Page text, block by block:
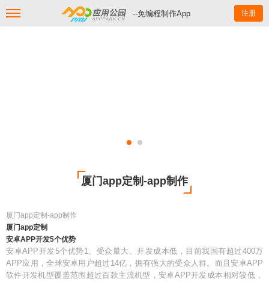
--免编程制作App 注册
厦门app定制-app制作
厦门app定制-app制作
厦门app定制
安卓APP开发5个优势
安卓APP开发5个优势1、受众量大、开发成本低，目前我国有超过400万
APP应用，全球安卓用户超过14亿，拥有强大的受众人群。而且安卓APP
软件开发机型覆盖范围超过百款主流机型，安卓APP开发成本相对较低，